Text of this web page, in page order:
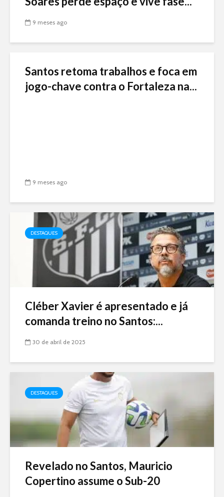
9 meses ago
Santos retoma trabalhos e foca em
jogo-chave contra o Fortaleza na...
9 meses ago
DESTAQUES
Cléber Xavier é apresentado e já
comanda treino no Santos:...
30 de abril de 2025
DESTAQUES
Revelado no Santos, Mauricio
Copertino assume o Sub-20